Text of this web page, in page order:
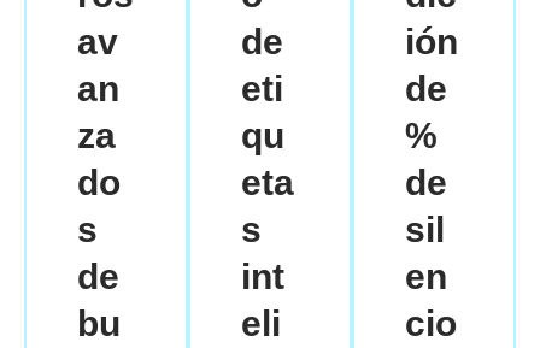
av
an
za
do
s
de
bu
de
eti
qu
eta
s
int
eli
ión
de
%
de
sil
en
cio